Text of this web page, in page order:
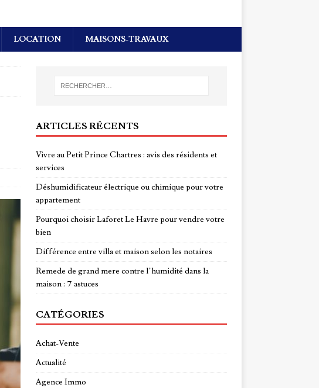
LOCATION MAISONS-TRAVAUX
ARTICLES RÉCENTS
Vivre au Petit Prince Chartres : avis des résidents et
services
Déshumidificateur électrique ou chimique pour votre
appartement
Pourquoi choisir Laforet Le Havre pour vendre votre
bien
Différence entre villa et maison selon les notaires
Remede de grand mere contre l’humidité dans la
maison : 7 astuces
CATÉGORIES
Achat-Vente
Actualité
Agence Immo